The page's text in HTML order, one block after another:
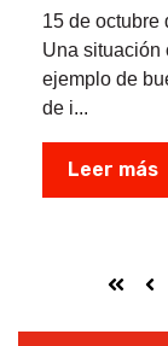
15 de octubre
Una situación
ejemplo de
de i...
Leer más
Primera